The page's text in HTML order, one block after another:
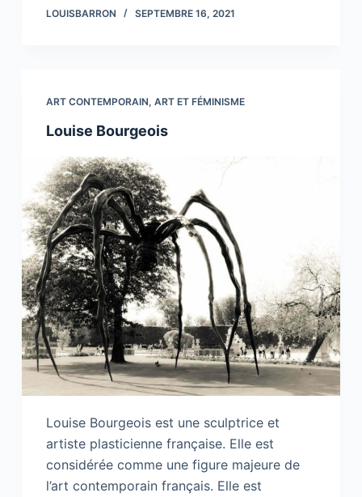
LOUISBARRON SEPTEMBRE 16, 2021
ART CONTEMPORAIN, ART ET FÉMINISME
Louise Bourgeois
Louise Bourgeois est une sculptrice et
artiste plasticienne française. Elle est
considérée comme une figure majeure de
l’art contemporain français. Elle est